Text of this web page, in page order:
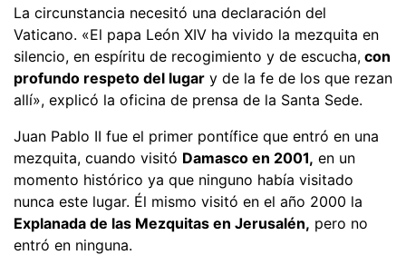
La circunstancia necesitó una declaración del
Vaticano. «El papa León XIV ha vivido la mezquita en
silencio, en espíritu de recogimiento y de escucha, con
profundo respeto del lugar y de la fe de los que rezan
allí», explicó la oficina de prensa de la Santa Sede.
Juan Pablo II fue el primer pontífice que entró en una
mezquita, cuando visitó Damasco en 2001, en un
momento histórico ya que ninguno había visitado
nunca este lugar. Él mismo visitó en el año 2000 la
Explanada de las Mezquitas en Jerusalén, pero no
entró en ninguna.